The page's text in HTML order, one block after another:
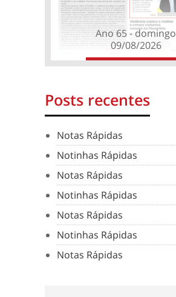
Ano 65 - domingo
09/08/2026
Posts recentes
Notas Rápidas
Notinhas Rápidas
Notas Rápidas
Notinhas Rápidas
Notas Rápidas
Notinhas Rápidas
Notas Rápidas